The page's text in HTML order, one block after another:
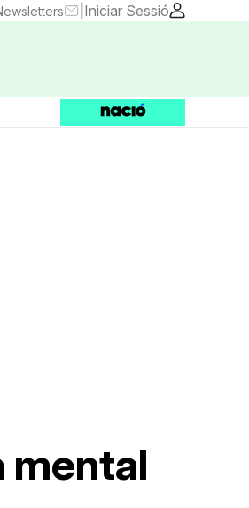
Iniciar Sessió
mental